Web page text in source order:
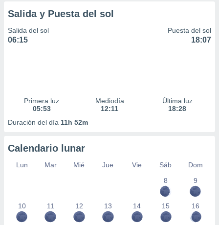
Salida y Puesta del sol
Salida del sol
06:15
Puesta del sol
18:07
Primera luz
05:53
Mediodía
12:11
Última luz
18:28
Duración del día 11h 52m
Calendario lunar
Lun Mar Mié Jue Vie Sáb
Dom
8
9
10 11 12 13 14 15 16